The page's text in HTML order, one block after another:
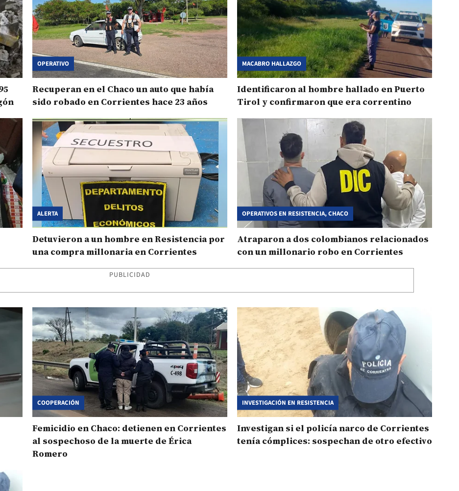
OPERATIVO
Recuperan en el Chaco un auto que había
sido robado en Corrientes hace 23 años
MACABRO HALLAZGO
Identificaron al hombre hallado en Puerto
Tirol y confirmaron que era correntino
ALERTA
Detuvieron a un hombre en Resistencia por
una compra millonaria en Corrientes
OPERATIVOS EN RESISTENCIA, CHACO
Atraparon a dos colombianos relacionados
con un millonario robo en Corrientes
PUBLICIDAD
COOPERACIÓN
Femicidio en Chaco: detienen en Corrientes
al sospechoso de la muerte de Érica
Romero
INVESTIGACIÓN EN RESISTENCIA
Investigan si el policía narco de Corrientes
tenía cómplices: sospechan de otro efectivo